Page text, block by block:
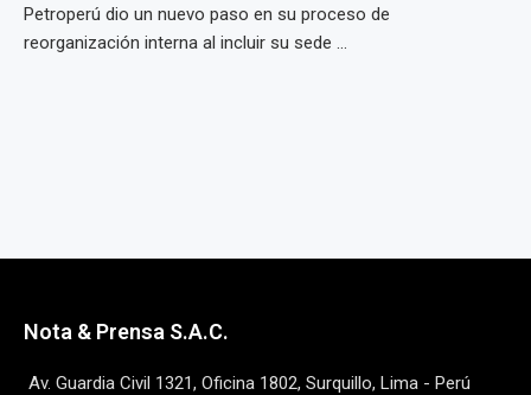
Petroperú dio un nuevo paso en su proceso de
reorganización interna al incluir su sede ...
Nota & Prensa S.A.C.
Av. Guardia Civil 1321, Oficina 1802, Surquillo, Lima - Perú